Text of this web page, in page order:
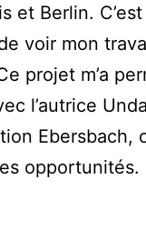
et Berlin.
voir mon
projet m’a
l’autrice
Ebersbach,
opportunités.